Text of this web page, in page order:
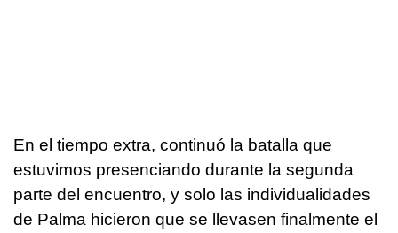
En el tiempo extra, continuó la batalla que
estuvimos presenciando durante la segunda
parte del encuentro, y solo las individualidades
de Palma hicieron que se llevasen finalmente el